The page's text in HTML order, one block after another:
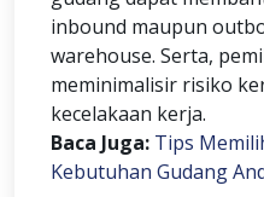
inbound maupun
warehouse. Serta,
meminimalisir risiko
kecelakaan kerja.
Baca Juga: Tips
Kebutuhan Gudang